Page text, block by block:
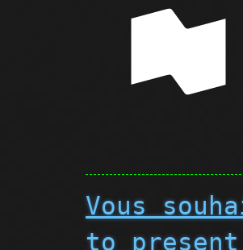
Vous
to